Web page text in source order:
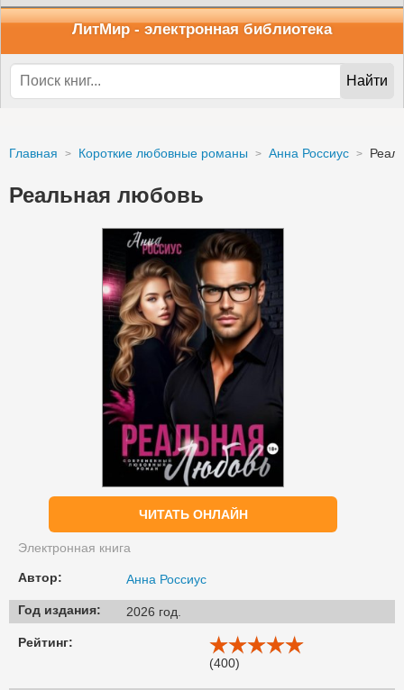
ЛитМир - электронная библиотека
Найти
Главная Короткие любовные романы Анна Россиус
Реальная любовь
ЧИТАТЬ ОНЛАЙН
Электронная книга
Автор: Анна Россиус
Год издания: 2026 год.
Рейтинг:
(400)